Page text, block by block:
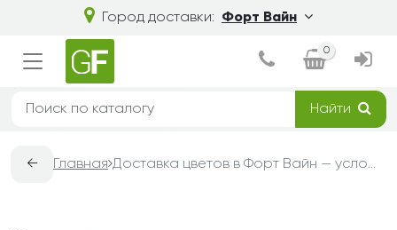
Город доставки: Форт Вайн
0
Найти
← Главная Доставка цветов в Форт Вайн — условия, сроки и стоимость | Grand-Flora